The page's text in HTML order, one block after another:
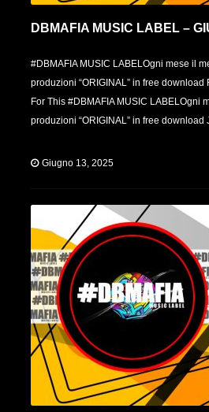
DBMAFIA MUSIC LABEL –
#DBMAFIA MUSIC LABELOgni mese il
produzioni “ORIGINAL” in free download
For This #DBMAFIA MUSIC LABELOgni
produzioni “ORIGINAL” in free download
Giugno 13, 2025